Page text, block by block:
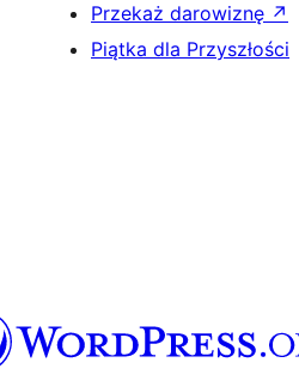
Przekaż darowiznę ↗
Piątka dla Przyszłości